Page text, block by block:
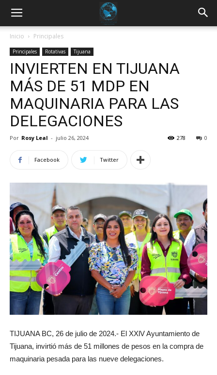
Inicio Principales
Principales Rotativas Tijuana
INVIERTEN EN TIJUANA
MÁS DE 51 MDP EN
MAQUINARIA PARA LAS
DELEGACIONES
Por Rosy Leal - julio 26, 2024 0
278
Facebook Twitter
TIJUANA BC, 26 de julio de 2024.- El XXlV Ayuntamiento de
Tijuana, invirtió más de 51 millones de pesos en la compra de
maquinaria pesada para las nueve delegaciones.